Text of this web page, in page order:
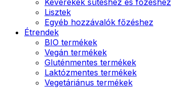
Lisztek
Egyéb hozzávalók főzéshez
Étrendek
BIO termékek
Vegán termékek
Gluténmentes termékek
Laktózmentes termékek
Vegetáriánus termékek